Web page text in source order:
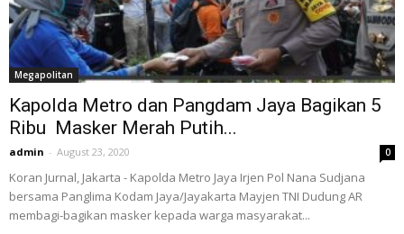
Megapolitan
Kapolda Metro dan Pangdam Jaya Bagikan 5
Ribu Masker Merah Putih...
admin - August 23, 2020 0
Koran Jurnal, Jakarta - Kapolda Metro Jaya Irjen Pol Nana Sudjana
bersama Panglima Kodam Jaya/Jayakarta Mayjen TNI Dudung AR
membagi-bagikan masker kepada warga masyarakat...